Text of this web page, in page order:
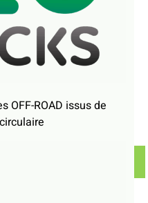
OFF-ROAD issus de